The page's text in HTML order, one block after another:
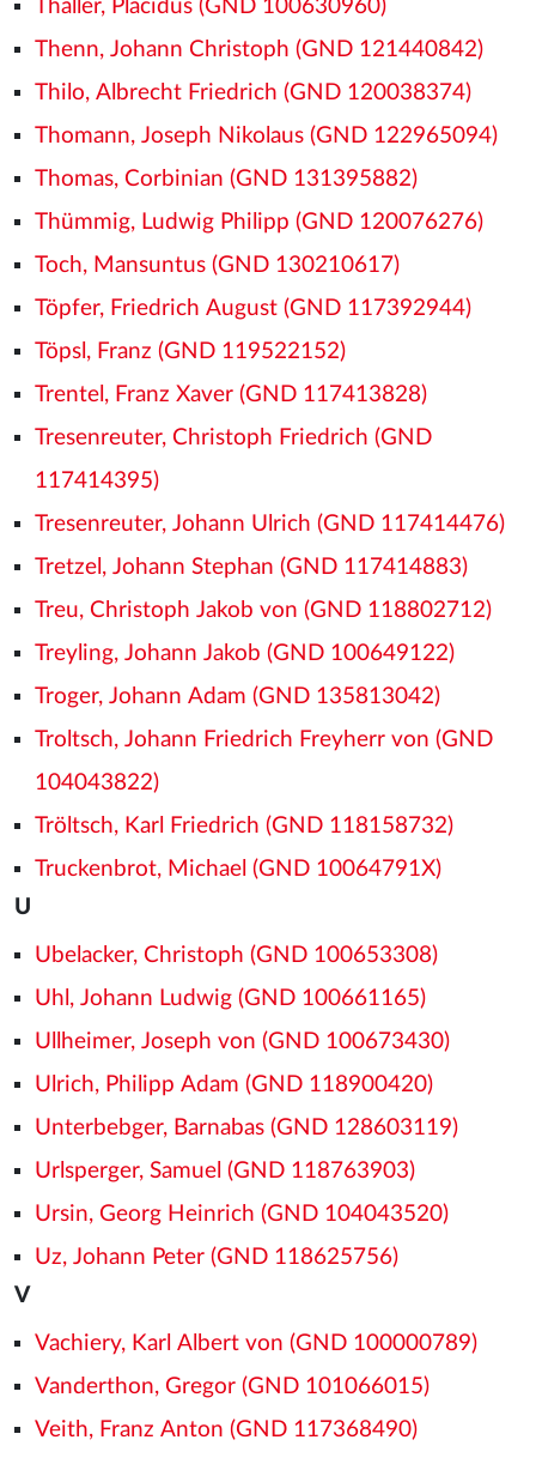
Thaller, Placidus (GND 100630960)
Thenn, Johann Christoph (GND 121440842)
Thilo, Albrecht Friedrich (GND 120038374)
Thomann, Joseph Nikolaus (GND 122965094)
Thomas, Corbinian (GND 131395882)
Thümmig, Ludwig Philipp (GND 120076276)
Toch, Mansuntus (GND 130210617)
Töpfer, Friedrich August (GND 117392944)
Töpsl, Franz (GND 119522152)
Trentel, Franz Xaver (GND 117413828)
Tresenreuter, Christoph Friedrich (GND
117414395)
Tresenreuter, Johann Ulrich (GND 117414476)
Tretzel, Johann Stephan (GND 117414883)
Treu, Christoph Jakob von (GND 118802712)
Treyling, Johann Jakob (GND 100649122)
Troger, Johann Adam (GND 135813042)
Troltsch, Johann Friedrich Freyherr von (GND
104043822)
Tröltsch, Karl Friedrich (GND 118158732)
Truckenbrot, Michael (GND 10064791X)
U
Ubelacker, Christoph (GND 100653308)
Uhl, Johann Ludwig (GND 100661165)
Ullheimer, Joseph von (GND 100673430)
Ulrich, Philipp Adam (GND 118900420)
Unterbebger, Barnabas (GND 128603119)
Urlsperger, Samuel (GND 118763903)
Ursin, Georg Heinrich (GND 104043520)
Uz, Johann Peter (GND 118625756)
V
Vachiery, Karl Albert von (GND 100000789)
Vanderthon, Gregor (GND 101066015)
Veith, Franz Anton (GND 117368490)